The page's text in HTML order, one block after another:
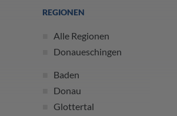
REGIONEN
Alle Regionen
Donaueschingen
Baden
Donau
Glottertal